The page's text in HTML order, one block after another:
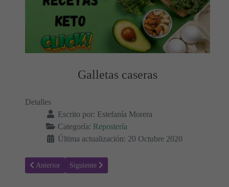
Galletas caseras
Detalles
Escrito por: Estefanía Morera
Categoría: Repostería
Última actualización: 20 Octubre 2020
Artículo anterior: Lasaña de chocolate baja en carbohidratos
Anterior Artículo siguiente: Bombones de coco Keto
Siguiente